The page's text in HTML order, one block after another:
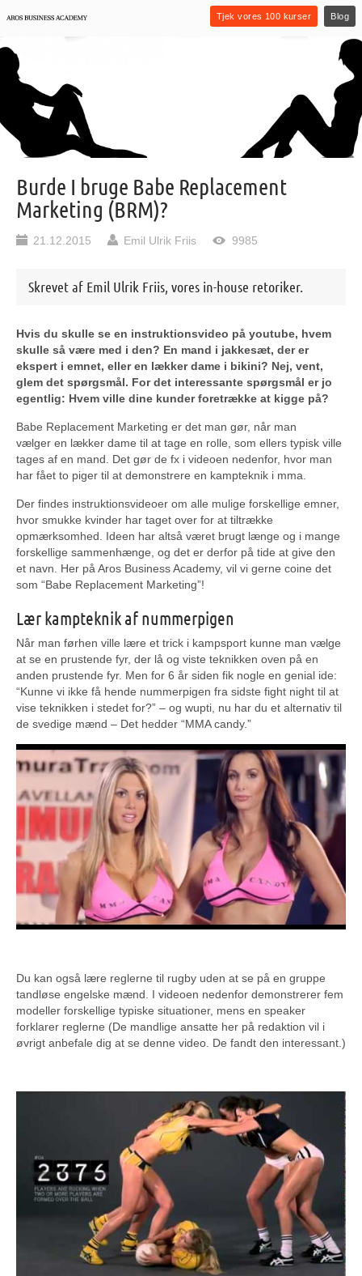
Tjek vores 100 kurser Blog
Burde I bruge Babe Replacement
Marketing (BRM)?
21.12.2015 Emil Ulrik Friis 9985
Skrevet af Emil Ulrik Friis, vores in-house retoriker.
Hvis du skulle se en instruktionsvideo på youtube, hvem
skulle så være med i den? En mand i jakkesæt, der er
ekspert i emnet, eller en lækker dame i bikini? Nej, vent,
glem det spørgsmål. For det interessante spørgsmål er jo
egentlig: Hvem ville dine kunder foretrække at kigge på?
Babe Replacement Marketing er det man gør, når man
vælger en lækker dame til at tage en rolle, som ellers typisk ville
tages af en mand. Det gør de fx i videoen nedenfor, hvor man
har fået to piger til at demonstrere en kampteknik i mma.
Der findes instruktionsvideoer om alle mulige forskellige emner,
hvor smukke kvinder har taget over for at tiltrække
opmærksomhed. Ideen har altså været brugt længe og i mange
forskellige sammenhænge, og det er derfor på tide at give den
et navn. Her på Aros Business Academy, vil vi gerne coine det
som “Babe Replacement Marketing”!
Lær kampteknik af nummerpigen
Når man førhen ville lære et trick i kampsport kunne man vælge
at se en prustende fyr, der lå og viste teknikken oven på en
anden prustende fyr. Men for 6 år siden fik nogle en genial ide:
“Kunne vi ikke få hende nummerpigen fra sidste fight night til at
vise teknikken i stedet for?” – og wupti, nu har du et alternativ til
de svedige mænd – Det hedder “MMA candy.”
Du kan også lære reglerne til rugby uden at se på en gruppe
tandløse engelske mænd. I videoen nedenfor demonstrerer fem
modeller forskellige typiske situationer, mens en speaker
forklarer reglerne (De mandlige ansatte her på redaktion vil i
øvrigt anbefale dig at se denne video. De fandt den interessant.)